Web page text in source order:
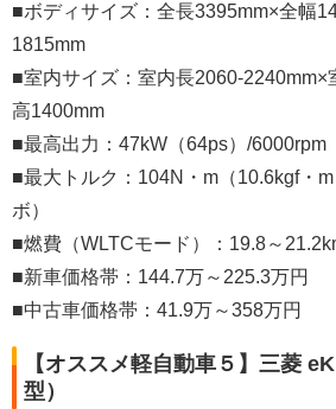
■ボディサイズ：全長3395mm×全幅
1815mm
■室内サイズ：室内長2060-2240mm×
高1400mm
■最高出力：47kW（64ps）/6000rpm
■最大トルク：104N・m（10.6kgf・
ボ）
■燃費（WLTCモード）：19.8～
■新車価格帯：144.7万～225.3万円
■中古車価格帯：41.9万～358万円
【オススメ軽自動車５】三菱
型）